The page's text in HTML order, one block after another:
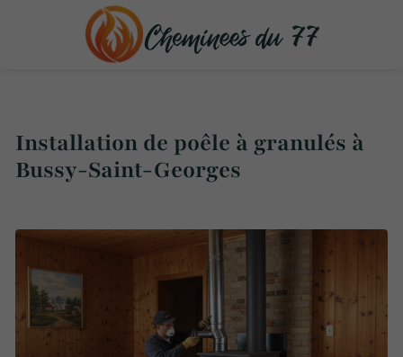
Installation de poêle à granulés à
Bussy-Saint-Georges